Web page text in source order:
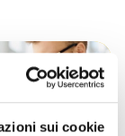
sui cookie